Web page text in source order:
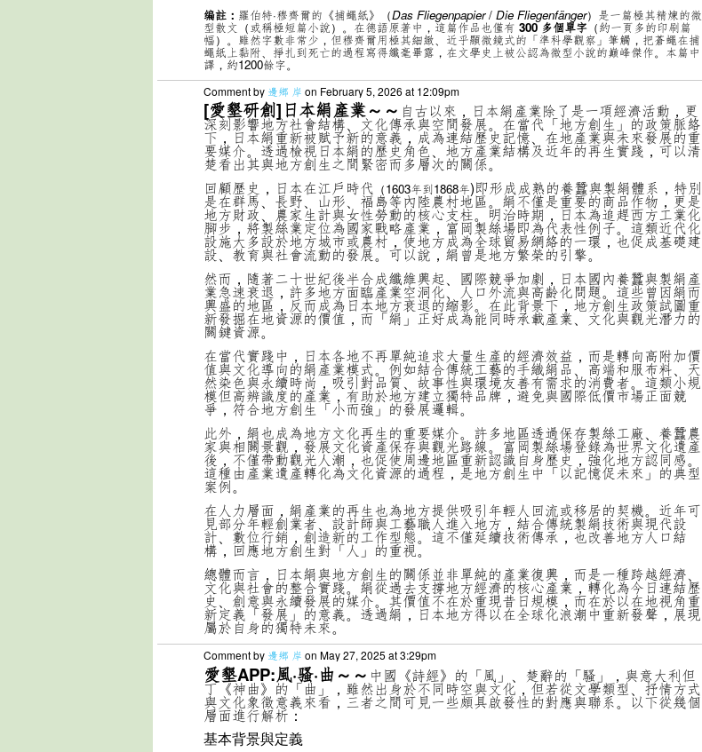
编註： 羅伯特·穆齊爾的《捕蠅紙》（Das Fliegenpapier/ Die Fliegenfänger）是一篇極其精煉的微
型散文（或稱極短篇小說）。在德語原著中，這篇作品也僅有 300 多個單字（約一頁多的印刷篇
幅）。雖然字數非常少，但穆齊爾用極其細緻、近乎顯微鏡式的「準科學觀察」筆觸，把蒼蠅在捕
蠅紙上黏附、掙扎到死亡的過程寫得纖毫畢露，在文學史上被公認為微型小說的巔峰傑作。本篇中
譯，約1200餘字。
Comment by 邊鄉 岸 on February 5, 2026 at 12:09pm
[愛墾研創]日本絹產業～～ 自古以來， 日本絹產業除了是一項經濟活動，更
深刻影響地方社會結構、文化傳承與空間發展。在當代「地方創生」的政策脈絡
下，日本絹重新被賦予新的意義，成為連結歷史記憶、在地產業與未來發展的重
要媒介。透過檢視日本絹的歷史角色、地方產業結構及近年的再生實踐，可以清
楚看出其與地方創生之間緊密而多層次的關係。
回顧歷史，日本在江戶時代 （1603年到1868年)即形成成熟的養蠶與製絹體系，特別
是在群馬、長野、山形、福島等內陸農村地區。絹不僅是重要的商品作物，更是
地方財政、農家生計與女性勞動的核心支柱。明治時期，日本為追趕西方工業化
腳步，將製絲業定位為國家戰略產業，富岡製絲場即為代表性例子。這類近代化
設施大多設於地方城市或農村，使地方成為全球貿易網絡的一環，也促成基礎建
設、教育與社會流動的發展。可以說，絹曾是地方繁榮的引擎。
然而，隨著二十世紀後半合成纖維興起、國際競爭加劇，日本國內養蠶與製絹產
業急速衰退，許多地方面臨產業空洞化、人口外流與高齡化問題。這些曾因絹而
興盛的地區，反而成為日本地方衰退的縮影。在此背景下，地方創生政策試圖重
新發掘在地資源的價值，而「絹」正好成為能同時承載產業、文化與觀光潛力的
關鍵資源。
在當代實踐中，日本各地不再單純追求大量生產的經濟效益，而是轉向高附加價
值與文化導向的絹產業模式。例如結合傳統工藝的手織絹品、高端和服布料、天
然染色與永續時尚，吸引對品質、故事性與環境友善有需求的消費者。這類小規
模但高辨識度的產業，有助於地方建立獨特品牌，避免與國際低價市場正面競
爭，符合地方創生「小而強」的發展邏輯。
此外，絹也成為地方文化再生的重要媒介。許多地區透過保存製絲工廠、養蠶農
家與相關景觀，發展文化資產保存與觀光路線。富岡製絲場登錄為世界文化遺產
後，不僅帶動觀光人潮，也促使周邊地區重新認識自身歷史，強化地方認同感。
這種由產業遺產轉化為文化資源的過程，是地方創生中「以記憶促未來」的典型
案例。
在人力層面，絹產業的再生也為地方提供吸引年輕人回流或移居的契機。近年可
見部分年輕創業者、設計師與工藝職人進入地方，結合傳統製絹技術與現代設
計、數位行銷，創造新的工作型態。這不僅延續技術傳承，也改善地方人口結
構，回應地方創生對「人」的重視。
總體而言，日本絹與地方創生的關係並非單純的產業復興，而是一種跨越經濟、
文化與社會的整合實踐。絹從過去支撐地方經濟的核心產業，轉化為今日連結歷
史、創意與永續發展的媒介。其價值不在於重現昔日規模，而在於以在地視角重
新定義「發展」的意義。透過絹，日本地方得以在全球化浪潮中重新發聲，展現
屬於自身的獨特未來。
Comment by 邊鄉 岸 on May 27, 2025 at 3:29pm
愛墾APP:風·骚·曲～～ 中國《詩經》的「風」、楚辭的「騷」，與意大利但
丁《神曲》的「曲」，雖然出身於不同時空與文化，但若從文學類型、抒情方式
與文化象徵意義來看，三者之間可見一些頗具啟發性的對應與聯系。以下從幾個
層面進行解析：
基本背景與定義